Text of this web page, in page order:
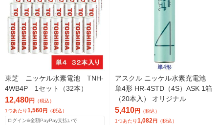
東芝 ニッケル水素電池 TNH-
4WB4P 1セット（32本）
12,480円
（税込）
1つあたり1,560円 （税込）
ログイン&全額PayPay支払いで
アスクル ニッケル水素充電池
単4形 HR-4STD（4S）ASK 1箱
（20本入） オリジナル
5,410円
（税込）
1つあたり1,082円 （税込）